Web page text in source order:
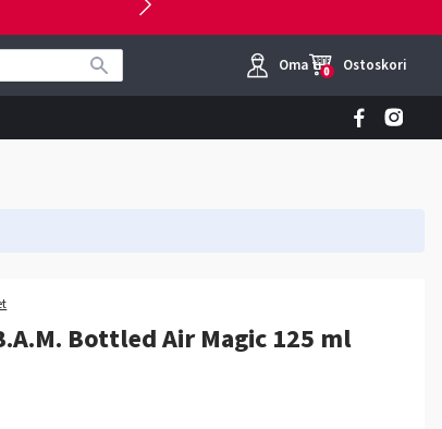
Oma tili
0 Ostoskori
Bottled Air Magic 125 ml